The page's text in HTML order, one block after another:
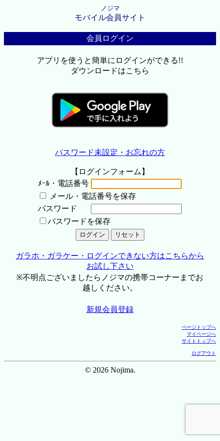
ノジマ
モバイル会員サイト
会員ログイン
アプリを使うと簡単にログインができる!!
ダウンロードはこちら
パスワード未設定・お忘れの方
【ログインフォーム】
ﾒｰﾙ・電話番号
メール・電話番号を保存
パスワード
パスワードを保存
ガラホ・ガラケー・ログインできない方はこちらから
お試し下さい
※不明点ございましたらノジマの携帯コーナーまでお
越しください。
新規会員登録
ページトップへ
マイページへ
サイトトップへ
ログアウト
© 2026 Nojima.